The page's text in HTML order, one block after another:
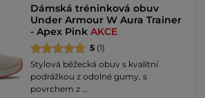
Dámská tréninková obuv
Under Armour W Aura Trainer
- Apex PinkAKCE
5 (1)
Stylová běžecká obuv s kvalitní
podrážkou z odolné gumy, s
povrchem z …